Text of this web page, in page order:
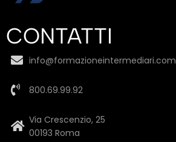
CONTATTI
info@formazioneintermediari.com
800.69.99.92
Via Crescenzio, 25
00193 Roma